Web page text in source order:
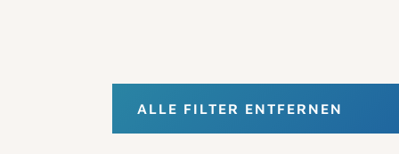
ALLE FILTER ENTFERNEN